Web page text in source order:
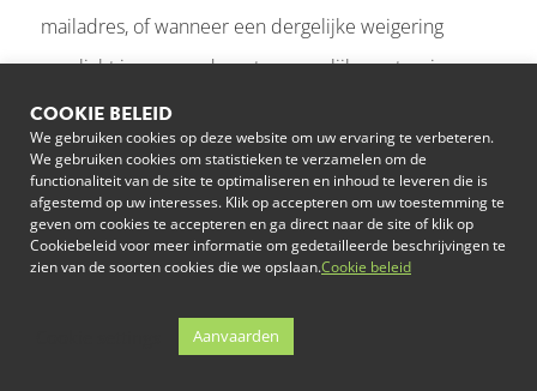
mailadres, of wanneer een dergelijke weigering
verplicht is op grond van toepasselijke wetgeving.
Marketingvoorkeuren:Wanneer u ons uw
contactgegevens verstrekt hebt, kunnen wij –
behoudens de Amerikaanse Can Spam Act of
soortgelijke regelgeving – telefonisch, per post of via
producten, diensten en evenementen van College
COOKIE BELEID
We gebruiken cookies op deze website om uw ervaring te verbeteren.
We gebruiken cookies om statistieken te verzamelen om de
functionaliteit van de site te optimaliseren en inhoud te leveren die is
afgestemd op uw interesses. Klik op accepteren om uw toestemming te
geven om cookies te accepteren en ga direct naar de site of klik op
Cookiebeleid voor meer informatie om gedetailleerde beschrijvingen te
zien van de soorten cookies die we opslaan.Cookie beleid
Aanvaarden